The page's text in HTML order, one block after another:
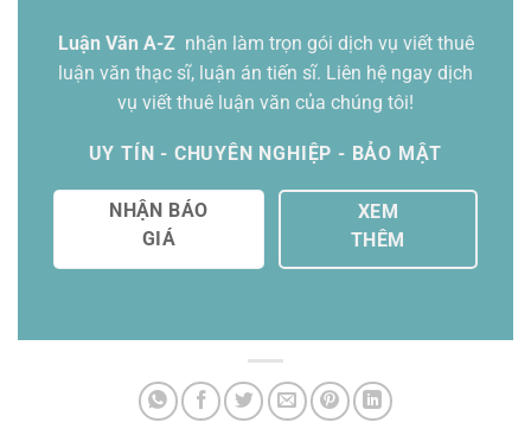
Luận Văn A-Z nhận làm trọn gói dịch vụ viết thuê
luận văn thạc sĩ, luận án tiến sĩ. Liên hệ ngay dịch
vụ viết thuê luận văn của chúng tôi!
UY TÍN - CHUYÊN NGHIỆP - BẢO MẬT
NHẬN BÁO
GIÁ
XEM
THÊM